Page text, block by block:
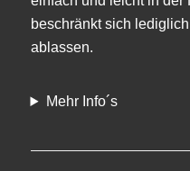
beschränkt sich
ablassen.
Mehr Info´s